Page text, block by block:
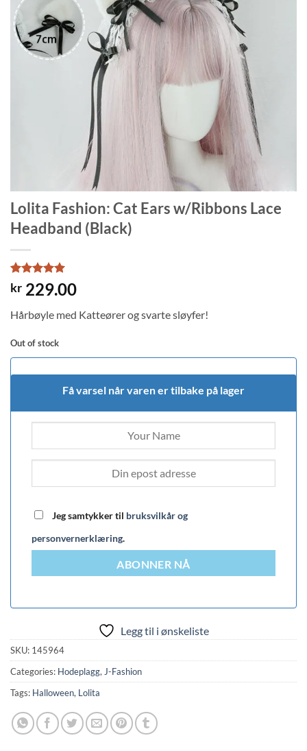
Lolita Fashion: Cat Ears w/Ribbons Lace
Headband (Black)
Rated5
out of 5
1
customer
kr 229.00
Hårbøyle med Katteører og svarte sløyfer!
Out of stock
Få varsel når varen er tilbake på lager
Jeg samtykker til bruksvilkår og
personvernerklæring.
ABONNER NÅ
Legg til i ønskeliste
SKU: 145964
Categories: Hodeplagg, J-Fashion
Tags: Halloween, Lolita